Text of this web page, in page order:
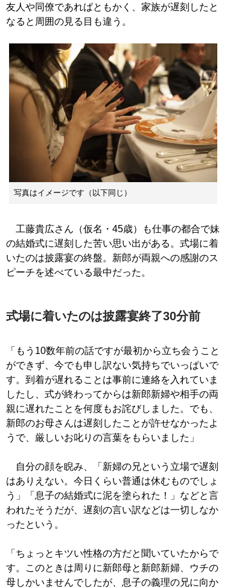
友人や同僚であればともかく、家族が遅刻したと
なると周囲の見る目も違う。
写真はイメージです（以下同じ）
工藤貴広さん（仮名・45歳）も仕事の都合で妹
の結婚式に遅刻した苦い思い出がある。式場に着
いたのは披露宴の終盤。新郎が両親への感謝のス
ピーチを述べている最中だった。
式場に着いたのは披露宴終了30分前
「もう10数年前の話ですが最初から立ち会うこと
ができず、今でも申し訳ない気持ちでいっぱいで
す。到着が遅れることは事前に連絡を入れていま
したし、式が終わってからは新郎新婦や相手の両
親に遅れたことを何度もお詫びしました。でも、
新郎のお母さんは遅刻したことが許せなかったよ
うで、厳しいお叱りの言葉をもらいました」
自分の顔を睨み、「新婦の兄という立場で遅刻
はありえない。今日くらい普通は休むものでしょ
う」「息子の結婚式に泥を塗られた！」などと言
われたそうだが、遅刻の言い訳などは一切しなか
ったという。
「ちょっとキツい性格の方だと聞いていたからで
す。このときは周りに新郎母と新郎新婦、ウチの
母しかいませんでしたが、息子の義理の兄に向か